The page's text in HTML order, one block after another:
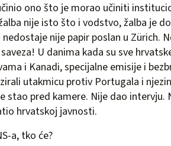
ono što je morao učiniti
nije isto što i vodstvo, žalba je
nije papir poslan u Zürich.
U danima kada su sve
i Kanadi, specijalne emisije i
utakmicu protiv Portugala i
stao pred kamere. Nije dao intervju.
hrvatskoj javnosti.
a, tko će?